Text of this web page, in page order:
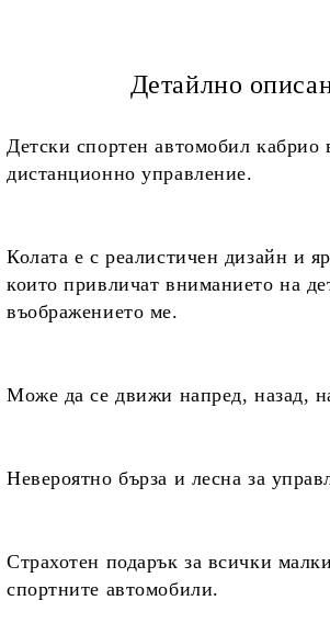
Детайлно
Детски спортен автомобил кабрио
дистанционно управление.
Колата е среалистичен дизайн и
които привличат вниманието на
въображението ме.
Може да се движи напред, назад,
Невероятнобърза и лесна за
Страхотен подарък за всички
спортните автомобили.